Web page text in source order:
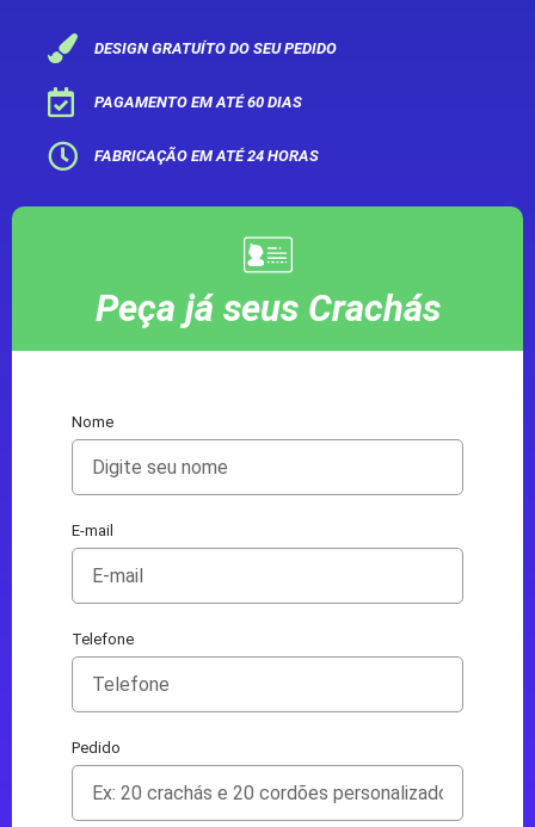
DESIGN GRATUÍTO DO SEU PEDIDO
PAGAMENTO EM ATÉ 60 DIAS
FABRICAÇÃO EM ATÉ 24 HORAS
Peça já seus Crachás
Nome
E-mail
Telefone
Pedido